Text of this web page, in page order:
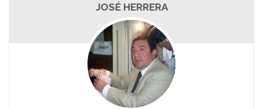
JOSÉ HERRERA